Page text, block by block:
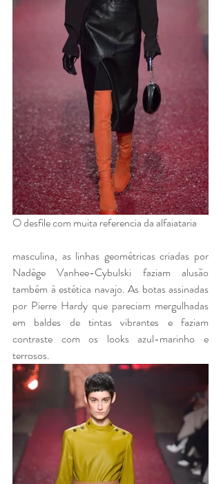
O desfile com muita referencia da alfaiataria
masculina, as linhas geométricas criadas por
Nadège Vanhee-Cybulski faziam alusão
também à estética navajo. As botas assinadas
por Pierre Hardy que pareciam mergulhadas
em baldes de tintas vibrantes e faziam
contraste com os looks azul-marinho e
terrosos.